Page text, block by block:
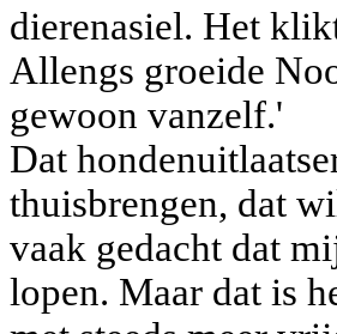
dierenasiel. Het
Allengs groeide
gewoon vanzelf.'
Dat
thuisbrengen, dat
vaak gedacht dat
lopen. Maar dat is